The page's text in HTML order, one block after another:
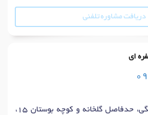
دریافت مشاوره تلفنی
ای
بوشهر خیابان سنگی، حدفاصل گلخانه و کوچه بوستان ۱۵،